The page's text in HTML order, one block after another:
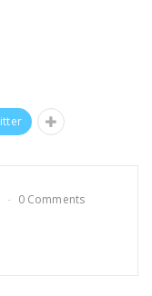
0 Comments